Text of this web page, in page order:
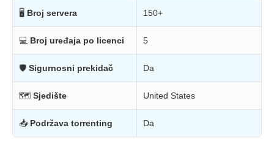
🖥 Broj servera 150+
💻 Broj uređaja po licenci 5
🛡 Sigurnosni prekidač Da
🗺 Sjedište United States
📥 Podržava torrenting Da